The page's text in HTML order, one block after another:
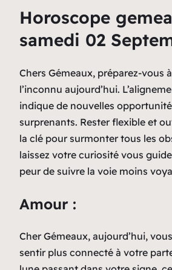
Horoscope
samedi 02
Chers Gémeaux, préparez-vous
l’inconnu aujourd’hui.
indique de nouvelles
surprenants. Rester flexible et
la clé pour surmonter tous les
laissez votre curiosité vous
peur de suivre la voie moins
Amour :
Cher Gémeaux, aujourd’hui,
sentir plus connecté à votre